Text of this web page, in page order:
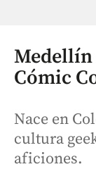
Medellín
Cómic
Nace en
cultura
aficiones.